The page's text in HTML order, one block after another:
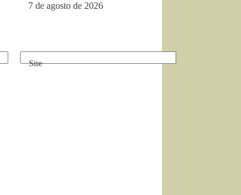
7 de agosto de 2026
Site